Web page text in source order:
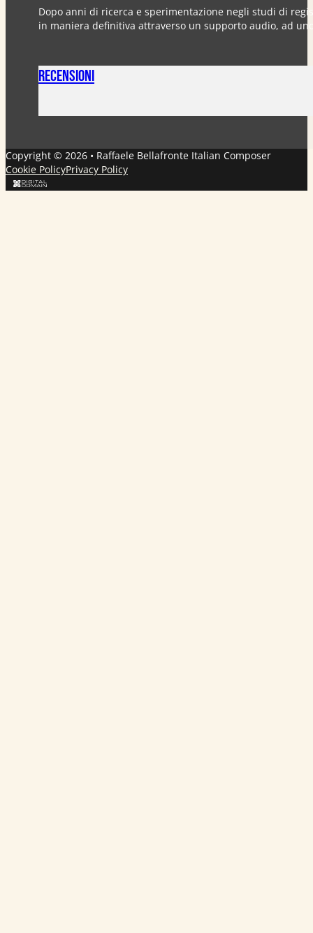
Dopo anni di ricerca e sperimentazione negli studi di
in maniera definitiva attraverso un supporto audio, ad
Recensioni
Copyright © 2026 • Raffaele Bellafronte Italian Composer
Cookie PolicyPrivacy Policy